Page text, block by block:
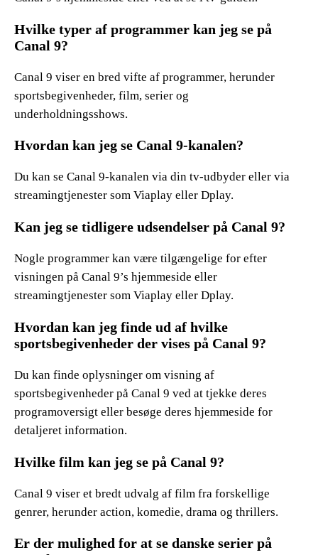
Hvilke typer af programmer kan jeg se på
Canal 9?
Canal 9 viser en bred vifte af programmer, herunder
sportsbegivenheder, film, serier og
underholdningsshows.
Hvordan kan jeg se Canal 9-kanalen?
Du kan se Canal 9-kanalen via din tv-udbyder eller via
streamingtjenester som Viaplay eller Dplay.
Kan jeg se tidligere udsendelser på Canal 9?
Nogle programmer kan være tilgængelige for efter
visningen på Canal 9’s hjemmeside eller
streamingtjenester som Viaplay eller Dplay.
Hvordan kan jeg finde ud af hvilke
sportsbegivenheder der vises på Canal 9?
Du kan finde oplysninger om visning af
sportsbegivenheder på Canal 9 ved at tjekke deres
programoversigt eller besøge deres hjemmeside for
detaljeret information.
Hvilke film kan jeg se på Canal 9?
Canal 9 viser et bredt udvalg af film fra forskellige
genrer, herunder action, komedie, drama og thrillers.
Er der mulighed for at se danske serier på